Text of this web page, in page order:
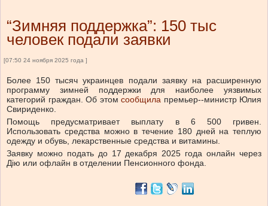
“Зимняя поддержка”: 150 тыс
человек подали заявки
[07:50 24 ноября 2025 года ]
Более 150 тысяч украинцев подали заявку на расширенную
программу зимней поддержки для наиболее уязвимых
категорий граждан. Об этом сообщила премьер--министр Юлия
Свириденко.
Помощь предусматривает выплату в 6 500 гривен.
Использовать средства можно в течение 180 дней на теплую
одежду и обувь, лекарственные средства и витамины.
Заявку можно подать до 17 декабря 2025 года онлайн через
Дію или офлайн в отделении Пенсионного фонда.